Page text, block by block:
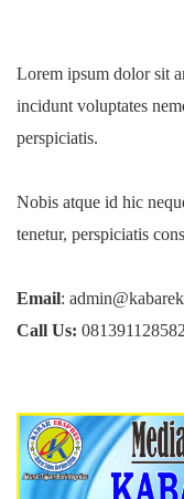
Lorem ipsum dolor sit
incidunt voluptates
perspiciatis.
Nobis atque id hic
tenetur, perspiciatis
Email:
Call Us: 081391128582